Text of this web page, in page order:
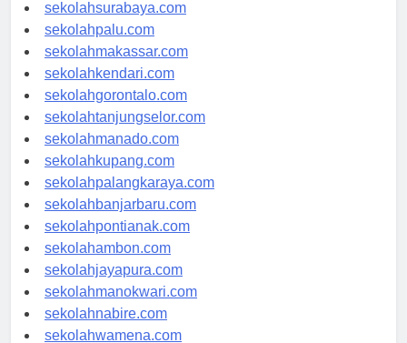
sekolahsurabaya.com
sekolahpalu.com
sekolahmakassar.com
sekolahkendari.com
sekolahgorontalo.com
sekolahtanjungselor.com
sekolahmanado.com
sekolahkupang.com
sekolahpalangkaraya.com
sekolahbanjarbaru.com
sekolahpontianak.com
sekolahambon.com
sekolahjayapura.com
sekolahmanokwari.com
sekolahnabire.com